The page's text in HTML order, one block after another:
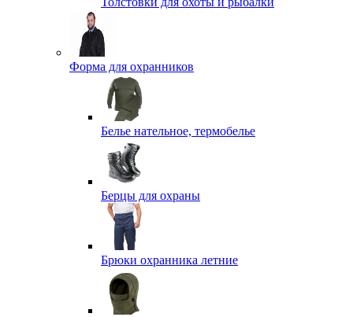
Форма для охранников
Белье нательное, термобелье
Берцы для охраны
Брюки охранника летние